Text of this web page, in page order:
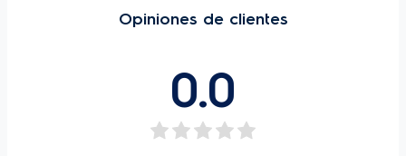
Opiniones de clientes
0.0